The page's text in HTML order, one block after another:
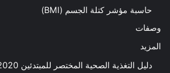
حاسبة مؤشر كتلة الجسم (BMI)
وصفات
المزيد
دليل التغذية الصحية المختصر للمبتدئين 2020​